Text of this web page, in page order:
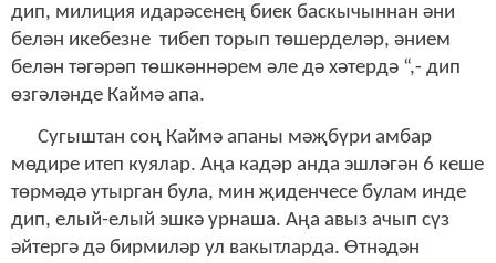
дип, милиция идарәсенең биек баскычыннан әни
белән икебезне тибеп торып төшерделәр, әнием
белән тәгәрәп төшкәннәрем әле дә хәтердә “,- дип
өзгәләнде Каймә апа.
Сугыштан соң Каймә апаны мәҗбүри амбар
мөдире итеп куялар. Аңа кадәр анда эшләгән 6 кеше
төрмәдә утырган була, мин җиденчесе булам инде
дип, елый-елый эшкә урнаша. Аңа авыз ачып сүз
әйтергә дә бирмиләр ул вакытларда. Өтнәдән